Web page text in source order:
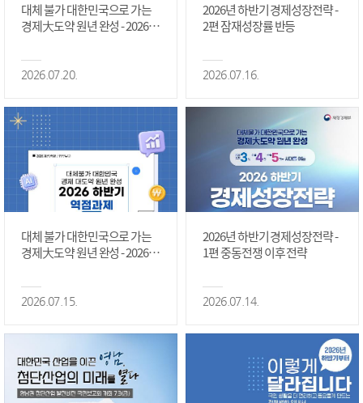
대체 불가 대한민국으로 가는
경제大도약 원년 완성 - 2026 하
정상화 #2편
2026.07.20.
2026년 하반기 경제성장전략 -
2편 잠재성장률 반등
2026.07.16.
대체 불가 대한민국으로 가는
경제大도약 원년 완성 - 2026 하
2026.07.15.
2026년 하반기 경제성장전략 -
1편 중동전쟁 이후 전략
2026.07.14.